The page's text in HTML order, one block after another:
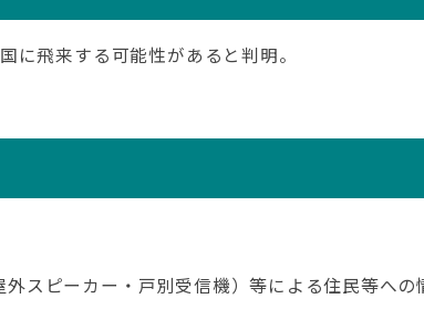
飛来する可能性があると判明。
スピーカー・戸別受信機）等による住民等への